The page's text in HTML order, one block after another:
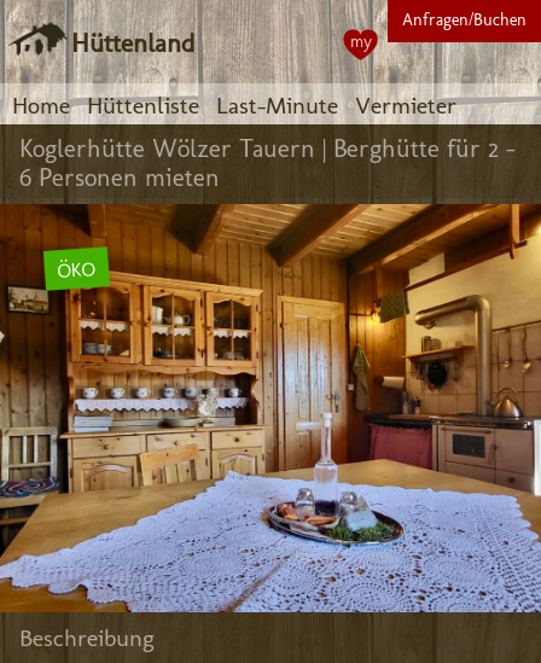
Hüttenland
Home Hüttenliste Last-Minute Vermieter
Anfragen/Buchen
my
Koglerhütte Wölzer Tauern | Berghütte für 2 -
6 Personen mieten
ÖKO
Beschreibung